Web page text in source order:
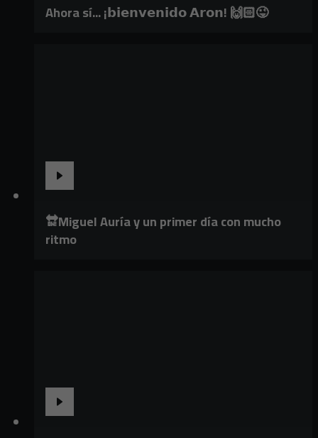
Ahora sí... ¡𝗯𝗶𝗲𝗻𝘃𝗲𝗻𝗶𝗱𝗼 𝗔𝗿𝗼𝗻! 🙌🏻😜
🔛Miguel Auría y un primer día con mucho
ritmo